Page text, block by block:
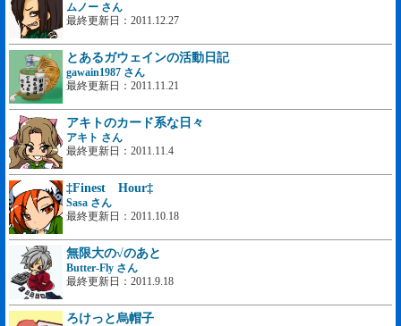
ムノー さん
最終更新日：2011.12.27
とあるガウェインの活動日記
gawain1987 さん
最終更新日：2011.11.21
アキトのカード系な日々
アキト さん
最終更新日：2011.11.4
‡Finest Hour‡
Sasa さん
最終更新日：2011.10.18
無限大の√のあと
Butter-Fly さん
最終更新日：2011.9.18
ろけっと烏帽子